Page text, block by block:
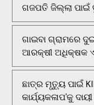
ଗଜପତି ଜିଲ୍ଲା ପାଇଁ
ଗାଇବା ଗ୍ରାମରେ
ଆରକ୍ଷୀ ଅଧିକ୍ଷକ
ଛାତ୍ର ମୃତ୍ୟୁ ପାଇଁ
କାର୍ଯ୍ୟକଳାପ'କୁ